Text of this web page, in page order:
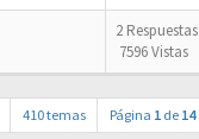
2 Respuestas
7596 Vistas
410 temas Página 1 de 14